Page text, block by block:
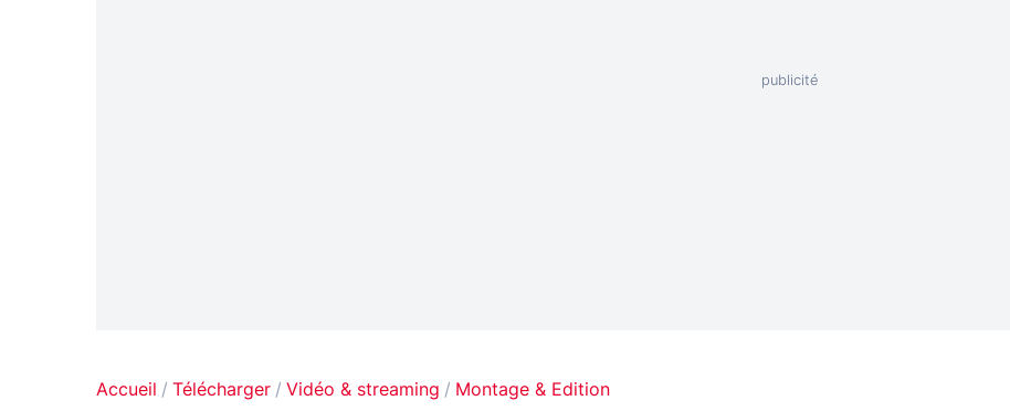
Accueil Télécharger Vidéo & streaming Montage & Edition